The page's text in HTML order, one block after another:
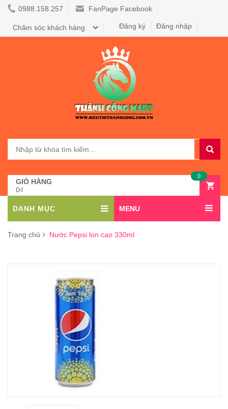
0988.158.257 FanPage Facebook
Đăng nhập
Đăng ký
Chăm sóc khách hàng
GIỎ HÀNG
0₫
0
DANH MỤC MENU
Trang chủ Nước Pepsi lon cao 330ml